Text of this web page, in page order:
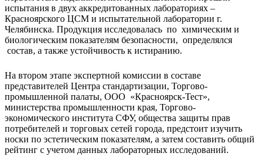
испытания в двух аккредитованных лабораториях –
Красноярского ЦСМ и испытательной лаборатории г.
Челябинска. Продукция исследовалась по химическим и
биологическим показателям безопасности, определялся
состав, а также устойчивость к истиранию.
На втором этапе экспертной комиссии в составе
представителей Центра стандартизации, Торгово-
промышленной палаты, ООО «Красноярск-Тест»,
министерства промышленности края, Торгово-
экономического института СФУ, общества защиты прав
потребителей и торговых сетей города, предстоит изучить
носки по эстетическим показателям, а затем составить общий
рейтинг с учетом данных лабораторных исследований.